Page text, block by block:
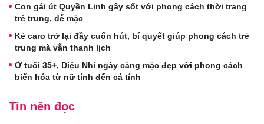
Con gái út Quyền Linh gây sốt với phong cách thời trang
trẻ trung, dễ mặc
Kẻ caro trở lại đầy cuốn hút, bí quyết giúp phong cách trẻ
trung mà vẫn thanh lịch
Ở tuổi 35+, Diệu Nhi ngày càng mặc đẹp với phong cách
biến hóa từ nữ tính đến cá tính
Tin nên đọc